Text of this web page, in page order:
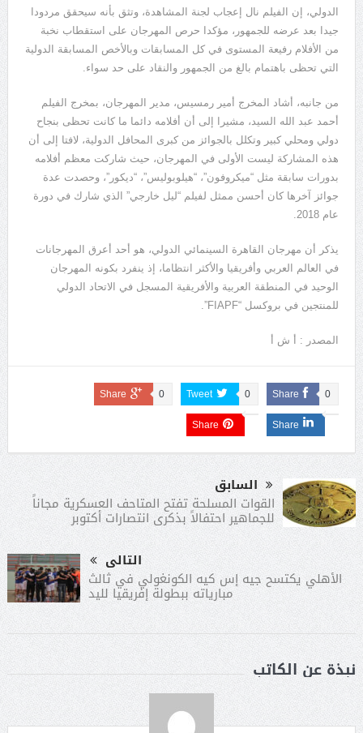
الدولي، إن الفيلم نال إعجاب لجنة المشاهدة، وتثق بأنه سيحقق مردودا
جيدا بعد عرضه للجمهور، مؤكدا حرص المهرجان على استقطاب نخبة
من الأفلام رفيعة المستوى في كل المسابقات وبالأخص المسابقة الدولية
التي تحظى باهتمام بالغ من الجمهور والنقاد على حد سواء.
من جانبه، أشاد المخرج أمير رمسيس، مدير المهرجان، بمخرج الفيلم
أحمد عبد الله السيد، مشيرا إلى أن أفلامه دائما ما كانت تحظى بنجاح
دولي ومحلي كبير وتكلل بالجوائز من كبرى المحافل الدولية، لافتا إلى أن
هذه المشاركة ليست الأولى في المهرجان، حيث شاركت معظم أفلامه
بدورات سابقة مثل “ميكروفون”، “هيلوبوليس”، “ديكور”، وحصدت عدة
جوائز آخرها كان أحسن ممثل لفيلم “ليل خارجي” الذي شارك في دورة
عام 2018.
يذكر أن مهرجان القاهرة السينمائي الدولي، هو أحد أعرق المهرجانات
في العالم العربي وأفريقيا والأكثر انتظاما، إذ ينفرد بكونه المهرجان
الوحيد في المنطقة العربية والأفريقية المسجل في الاتحاد الدولي
للمنتجين في بروكسل “FIAPF”.
المصدر : أ ش أ
Share 0
Tweet 0
Share 0
Share
Share
السابق
القوات المسلحة تفتح المتاحف العسكرية مجاناً
للجماهير احتفالاً بذكرى انتصارات أكتوبر
التالى
الأهلي يكتسح جيه إس كيه الكونغولي في ثالث
مبارياته ببطولة إفريقيا لليد
نبذة عن الكاتب